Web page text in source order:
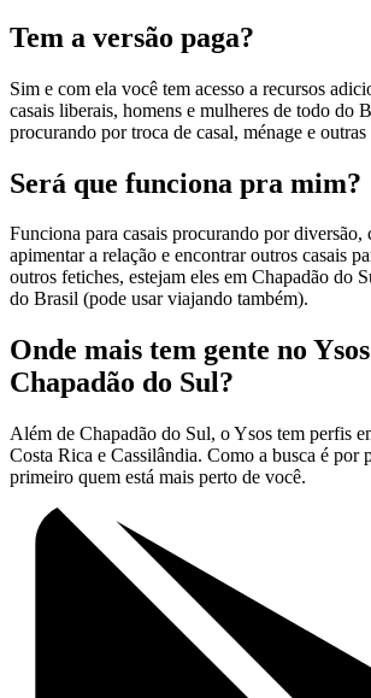
Tem a versão paga?
Sim e com ela você tem acesso a recursos
casais liberais, homens e mulheres de todo do
procurando por troca de casal, ménage e
Será que funciona pra mim?
Funciona para casais procurando por diversão,
apimentar a relação e encontrar outros casais
outros fetiches, estejam eles em Chapadão do
do Brasil (pode usar viajando também).
Onde mais tem gente no
Chapadão do Sul?
Além de Chapadão do Sul, o Ysos tem perfis
Costa Rica e Cassilândia. Como a busca é por
primeiro quem está mais perto de você.